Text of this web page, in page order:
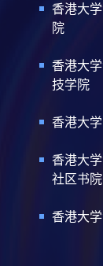
香港大
院
香港大
技学院
香港大
香港大
社区书院
香港大